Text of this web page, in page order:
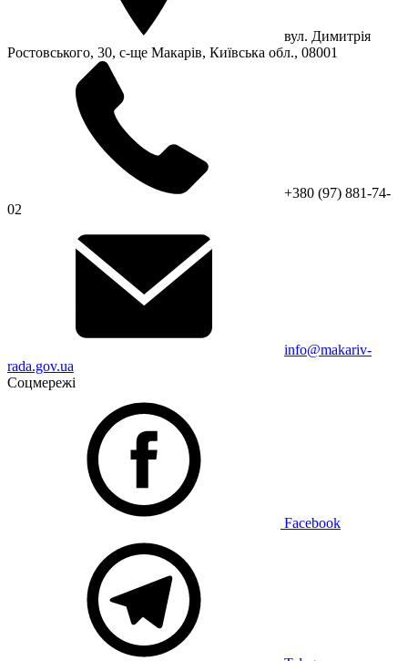
вул. Димитрія
Ростовського, 30, с-ще Макарів, Київська обл., 08001
+380 (97) 881-74-
02
info@makariv-
rada.gov.ua
Соцмережі
Facebook